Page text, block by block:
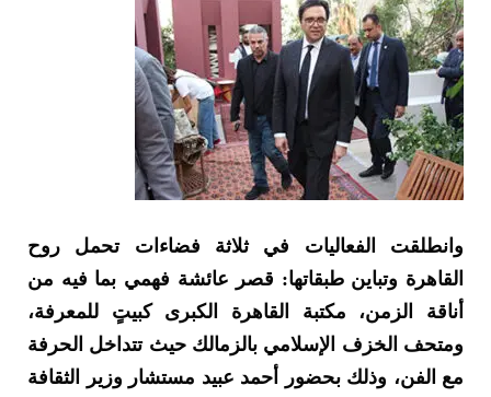
وانطلقت الفعاليات في ثلاثة فضاءات تحمل روح
القاهرة وتباين طبقاتها: قصر عائشة فهمي بما فيه من
أناقة الزمن، مكتبة القاهرة الكبرى كبيتٍ للمعرفة،
ومتحف الخزف الإسلامي بالزمالك حيث تتداخل الحرفة
مع الفن، وذلك بحضور أحمد عبيد مستشار وزير الثقافة